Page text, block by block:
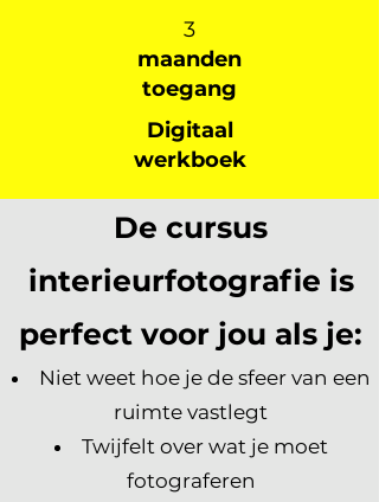
3
maanden
toegang
Digitaal
werkboek
De cursus
interieurfotografie is
perfect voor jou als je:
Niet weet hoe je de sfeer van een
ruimte vastlegt
Twijfelt over wat je moet
fotograferen